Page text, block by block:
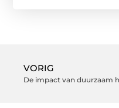
VORIG